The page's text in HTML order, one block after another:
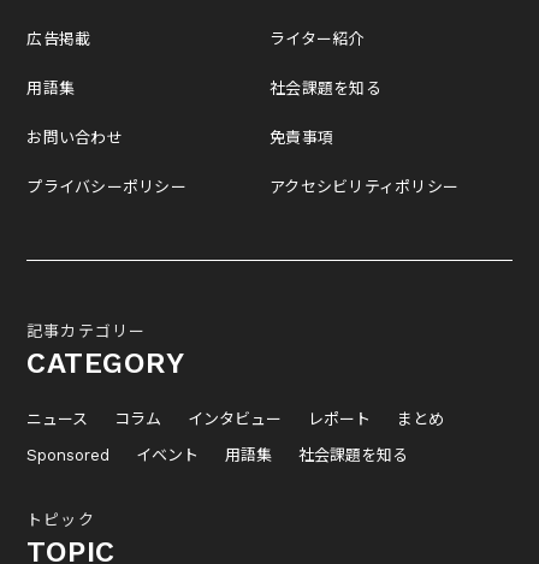
広告掲載
用語集
お問い合わせ
プライバシーポリシー
ライター紹介
社会課題を知る
免責事項
アクセシビリティポリシー
記事カテゴリー
CATEGORY
ニュース コラム インタビュー レポート
まとめ
Sponsored
イベント 用語集 社会課題を知る
トピック
TOPIC